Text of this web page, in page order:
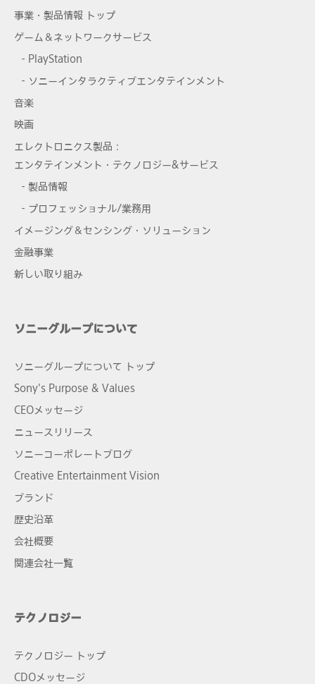
事業・製品情報 トップ
ゲーム＆ネットワークサービス
- PlayStation
- ソニーインタラクティブエンタテインメント
音楽
映画
エレクトロニクス製品：
エンタテインメント・テクノロジー&サービス
- 製品情報
- プロフェッショナル/業務用
イメージング＆センシング・ソリューション
金融事業
新しい取り組み
ソニーグループについて
ソニーグループについて トップ
Sony's Purpose & Values
CEOメッセージ
ニュースリリース
ソニーコーポレートブログ
Creative Entertainment Vision
ブランド
歴史沿革
会社概要
関連会社一覧
テクノロジー
テクノロジー トップ
CDOメッセージ